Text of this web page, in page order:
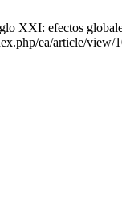
XXI: efectos
ea/article/view/